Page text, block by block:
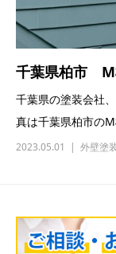
千葉県柏市 M
千葉県の塗装会社
真は千葉県柏市の
2023.05.01 外壁塗